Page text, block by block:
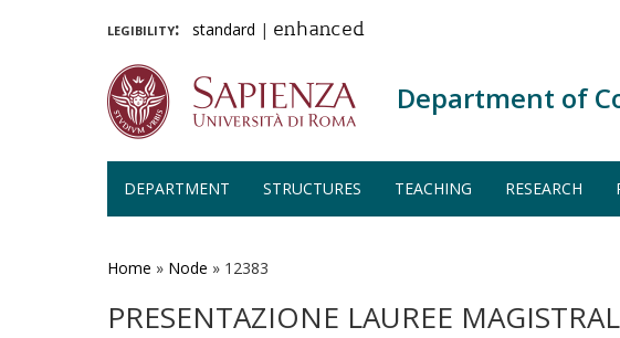
legibility: standard | enhanced
Department of
DEPARTMENT STRUCTURES TEACHING RESEARCH
Home » Node » 12383
PRESENTAZIONE LAUREE